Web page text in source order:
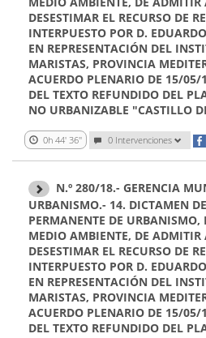
DESESTIMAR EL RECURSO DE
INTERPUESTO POR D.
EN REPRESENTACIÓN DEL
MARISTAS, PROVINCIA
ACUERDO PLENARIO DE 15/05/
DEL TEXTO REFUNDIDO DEL
NO URBANIZABLE "CASTILLO
0h 44' 36'' 0 Intervenciones
N.º 280/18.- GERENCIA
URBANISMO.- 14. DICTAMEN
PERMANENTE DE URBANISMO,
MEDIO AMBIENTE, DE ADMITIR
DESESTIMAR EL RECURSO DE
INTERPUESTO POR D.
EN REPRESENTACIÓN DEL
MARISTAS, PROVINCIA
ACUERDO PLENARIO DE 15/05/
DEL TEXTO REFUNDIDO DEL